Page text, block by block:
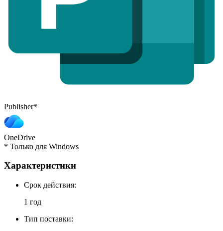
Publisher*
OneDrive
* Только для Windows
Характеристики
Cрок действия:
1 год
Тип поставки: